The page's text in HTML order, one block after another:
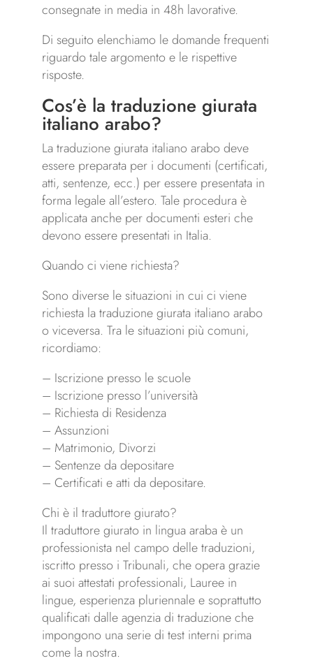
consegnate in media in 48h lavorative.
Di seguito elenchiamo le domande frequenti
riguardo tale argomento e le rispettive
risposte.
Cos’è la traduzione giurata
italiano arabo?
La traduzione giurata italiano arabo deve
essere preparata per i documenti (certificati,
atti, sentenze, ecc.) per essere presentata in
forma legale all’estero. Tale procedura è
applicata anche per documenti esteri che
devono essere presentati in Italia.
Quando ci viene richiesta?
Sono diverse le situazioni in cui ci viene
richiesta la traduzione giurata italiano arabo
o viceversa. Tra le situazioni più comuni,
ricordiamo:
– Iscrizione presso le scuole
– Iscrizione presso l’università
– Richiesta di Residenza
– Assunzioni
– Matrimonio, Divorzi
– Sentenze da depositare
– Certificati e atti da depositare.
Chi è il traduttore giurato?
Il traduttore giurato in lingua araba è un
professionista nel campo delle traduzioni,
iscritto presso i Tribunali, che opera grazie
ai suoi attestati professionali, Lauree in
lingue, esperienza pluriennale e soprattutto
qualificati dalle agenzia di traduzione che
impongono una serie di test interni prima
come la nostra.